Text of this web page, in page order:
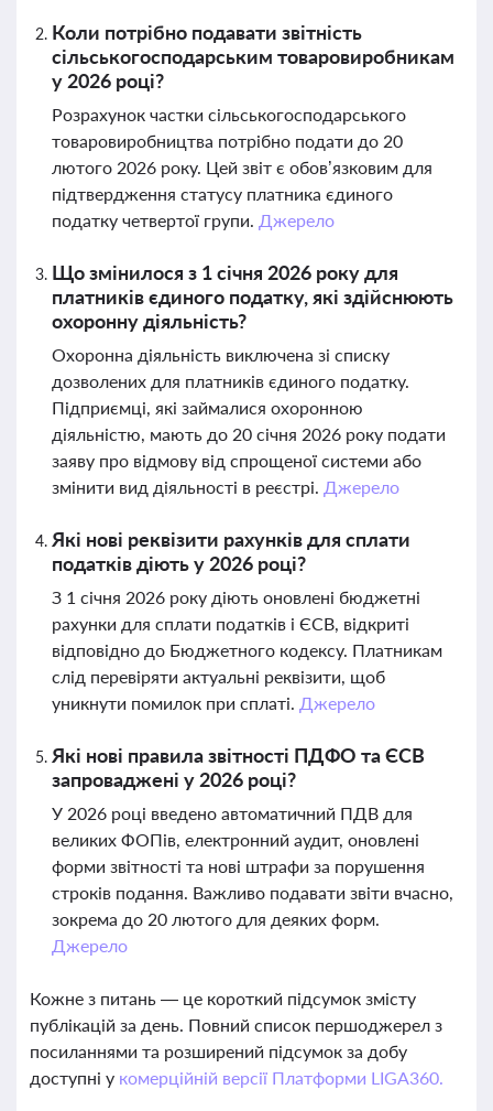
Коли потрібно подавати звітність
сільськогосподарським товаровиробникам
у 2026 році?
Розрахунок частки сільськогосподарського
товаровиробництва потрібно подати до 20
лютого 2026 року. Цей звіт є обов’язковим для
підтвердження статусу платника єдиного
податку четвертої групи. Джерело
Що змінилося з 1 січня 2026 року для
платників єдиного податку, які здійснюють
охоронну діяльність?
Охоронна діяльність виключена зі списку
дозволених для платників єдиного податку.
Підприємці, які займалися охоронною
діяльністю, мають до 20 січня 2026 року подати
заяву про відмову від спрощеної системи або
змінити вид діяльності в реєстрі. Джерело
Які нові реквізити рахунків для сплати
податків діють у 2026 році?
З 1 січня 2026 року діють оновлені бюджетні
рахунки для сплати податків і ЄСВ, відкриті
відповідно до Бюджетного кодексу. Платникам
слід перевіряти актуальні реквізити, щоб
уникнути помилок при сплаті. Джерело
Які нові правила звітності ПДФО та ЄСВ
запроваджені у 2026 році?
У 2026 році введено автоматичний ПДВ для
великих ФОПів, електронний аудит, оновлені
форми звітності та нові штрафи за порушення
строків подання. Важливо подавати звіти вчасно,
зокрема до 20 лютого для деяких форм.
Джерело
Кожне з питань — це короткий підсумок змісту
публікацій за день. Повний список першоджерел з
посиланнями та розширений підсумок за добу
доступні у комерційній версії Платформи LIGA360.